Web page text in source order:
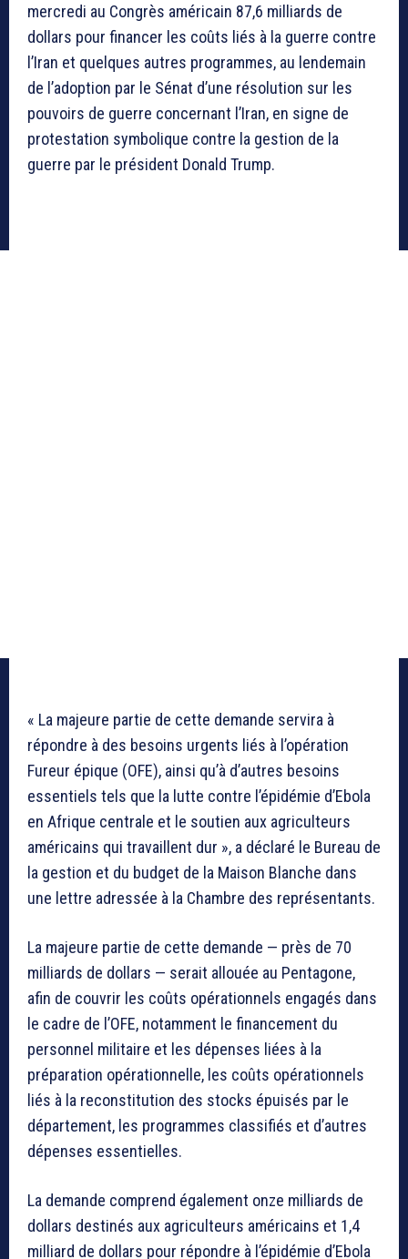
mercredi au Congrès américain 87,6 milliards de
dollars pour financer les coûts liés à la guerre contre
l’Iran et quelques autres programmes, au lendemain
de l’adoption par le Sénat d’une résolution sur les
pouvoirs de guerre concernant l’Iran, en signe de
protestation symbolique contre la gestion de la
guerre par le président Donald Trump.
« La majeure partie de cette demande servira à
répondre à des besoins urgents liés à l’opération
Fureur épique (OFE), ainsi qu’à d’autres besoins
essentiels tels que la lutte contre l’épidémie d’Ebola
en Afrique centrale et le soutien aux agriculteurs
américains qui travaillent dur », a déclaré le Bureau de
la gestion et du budget de la Maison Blanche dans
une lettre adressée à la Chambre des représentants.
La majeure partie de cette demande — près de 70
milliards de dollars — serait allouée au Pentagone,
afin de couvrir les coûts opérationnels engagés dans
le cadre de l’OFE, notamment le financement du
personnel militaire et les dépenses liées à la
préparation opérationnelle, les coûts opérationnels
liés à la reconstitution des stocks épuisés par le
département, les programmes classifiés et d’autres
dépenses essentielles.
La demande comprend également onze milliards de
dollars destinés aux agriculteurs américains et 1,4
milliard de dollars pour répondre à l’épidémie d’Ebola